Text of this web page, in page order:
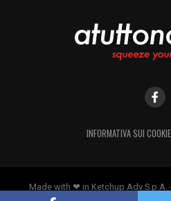
INFORMATIVA SUI COOKIE
Made with ❤ in Ketchup Adv S.p.A.
Borromeo 14,